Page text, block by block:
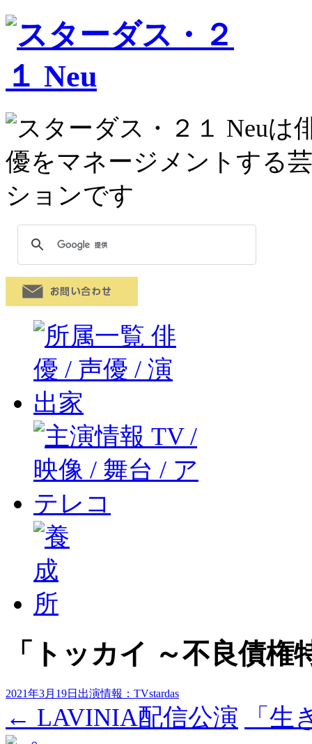
「トッカイ ～不良債権
2021年3月19日 出演情報：TVstardas
稿
← LAVINIA配信公演 「